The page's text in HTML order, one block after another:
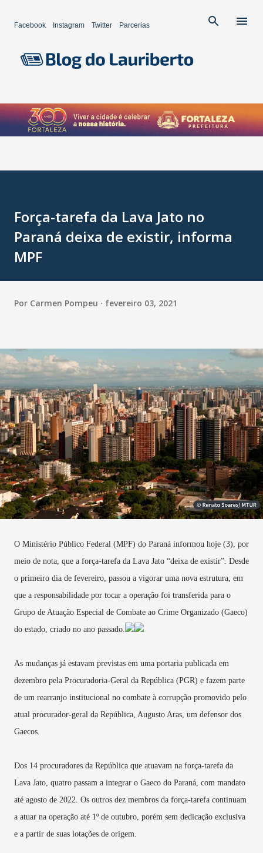
Facebook Instagram Twitter Parcerias
Força-tarefa da Lava Jato no
Paraná deixa de existir, informa
MPF
Por Carmen Pompeu fevereiro 03, 2021
O Ministério Público Federal (MPF) do Paraná informou hoje (3), por
meio de nota, que a força-tarefa da Lava Jato “deixa de existir”. Desde
o primeiro dia de fevereiro, passou a vigorar uma nova estrutura, em
que a responsabilidade por tocar a operação foi transferida para o
Grupo de Atuação Especial de Combate ao Crime Organizado (Gaeco)
do estado, criado no ano passado.
As mudanças já estavam previstas em uma portaria publicada em
dezembro pela Procuradoria-Geral da República (PGR) e fazem parte
de um rearranjo institucional no combate à corrupção promovido pelo
atual procurador-geral da República, Augusto Aras, um defensor dos
Gaecos.
Dos 14 procuradores da República que atuavam na força-tarefa da
Lava Jato, quatro passam a integrar o Gaeco do Paraná, com mandato
até agosto de 2022. Os outros dez membros da força-tarefa continuam
a atuar na operação até 1º de outubro, porém sem dedicação exclusiva
e a partir de suas lotações de origem.